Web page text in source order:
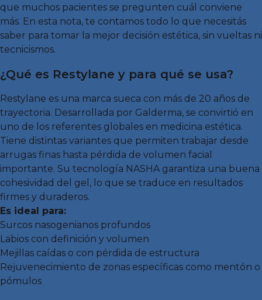
que muchos pacientes se pregunten cuál conviene
más. En esta nota, te contamos todo lo que necesitás
saber para tomar la mejor decisión estética, sin vueltas ni
tecnicismos.
¿Qué es Restylane y para qué se usa?
Restylane es una marca sueca con más de 20 años de
trayectoria. Desarrollada por Galderma, se convirtió en
uno de los referentes globales en medicina estética.
Tiene distintas variantes que permiten trabajar desde
arrugas finas hasta pérdida de volumen facial
importante. Su tecnología NASHA garantiza una buena
cohesividad del gel, lo que se traduce en resultados
firmes y duraderos.
Es ideal para:
Surcos nasogenianos profundos
Labios con definición y volumen
Mejillas caídas o con pérdida de estructura
Rejuvenecimiento de zonas específicas como mentón o
pómulos